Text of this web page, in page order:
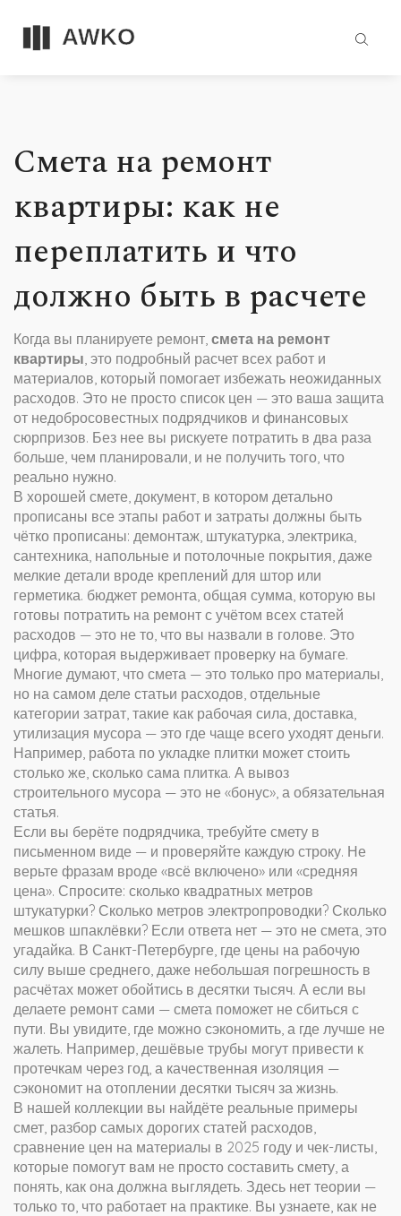
Смета на ремонт
квартиры: как не
переплатить и что
должно быть в расчете
Когда вы планируете ремонт, смета на ремонт
квартиры, это подробный расчет всех работ и
материалов, который помогает избежать неожиданных
расходов. Это не просто список цен — это ваша защита
от недобросовестных подрядчиков и финансовых
сюрпризов. Без нее вы рискуете потратить в два раза
больше, чем планировали, и не получить того, что
реально нужно.
В хорошей смете, документ, в котором детально
прописаны все этапы работ и затраты должны быть
чётко прописаны: демонтаж, штукатурка, электрика,
сантехника, напольные и потолочные покрытия, даже
мелкие детали вроде креплений для штор или
герметика. бюджет ремонта, общая сумма, которую вы
готовы потратить на ремонт с учётом всех статей
расходов — это не то, что вы назвали в голове. Это
цифра, которая выдерживает проверку на бумаге.
Многие думают, что смета — это только про материалы,
но на самом деле статьи расходов, отдельные
категории затрат, такие как рабочая сила, доставка,
утилизация мусора — это где чаще всего уходят деньги.
Например, работа по укладке плитки может стоить
столько же, сколько сама плитка. А вывоз
строительного мусора — это не «бонус», а обязательная
статья.
Если вы берёте подрядчика, требуйте смету в
письменном виде — и проверяйте каждую строку. Не
верьте фразам вроде «всё включено» или «средняя
цена». Спросите: сколько квадратных метров
штукатурки? Сколько метров электропроводки? Сколько
мешков шпаклёвки? Если ответа нет — это не смета, это
угадайка. В Санкт-Петербурге, где цены на рабочую
силу выше среднего, даже небольшая погрешность в
расчётах может обойтись в десятки тысяч. А если вы
делаете ремонт сами — смета поможет не сбиться с
пути. Вы увидите, где можно сэкономить, а где лучше не
жалеть. Например, дешёвые трубы могут привести к
протечкам через год, а качественная изоляция —
сэкономит на отоплении десятки тысяч за жизнь.
В нашей коллекции вы найдёте реальные примеры
смет, разбор самых дорогих статей расходов,
сравнение цен на материалы в 2025 году и чек-листы,
которые помогут вам не просто составить смету, а
понять, как она должна выглядеть. Здесь нет теории —
только то, что работает на практике. Вы узнаете, как не